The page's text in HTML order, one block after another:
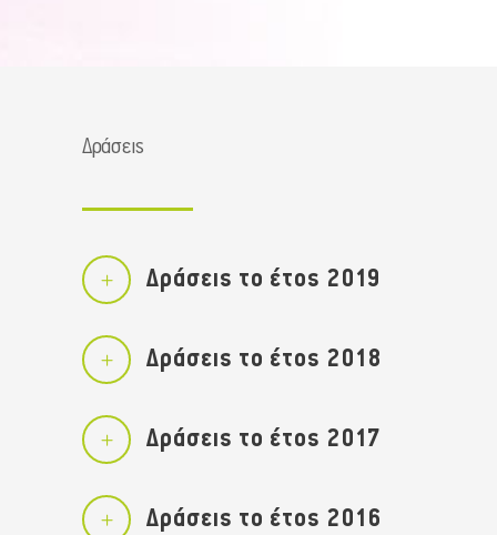
Δράσεις
Δράσεις το έτος 2019
Δράσεις το έτος 2018
Δράσεις το έτος 2017
Δράσεις το έτος 2016